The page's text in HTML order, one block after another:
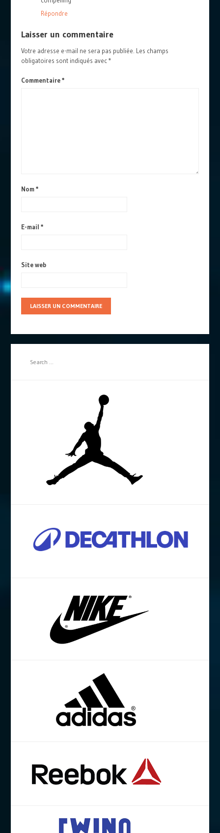
Répondre
Laisser un commentaire
Votre adresse e-mail ne sera pas publiée. Les champs
obligatoires sont indiqués avec*
Commentaire*
Nom*
E-mail *
Site web